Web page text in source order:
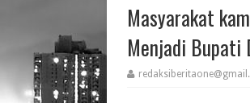
Masyarakat
Menjadi Bupati